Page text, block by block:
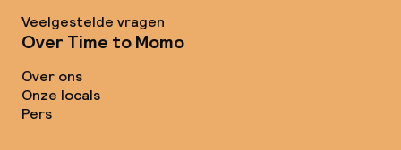
Veelgestelde vragen
Over Time to Momo
Over ons
Onze locals
Pers